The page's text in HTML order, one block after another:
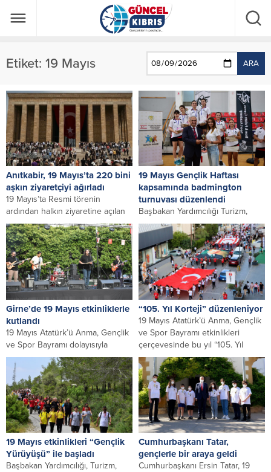
Etiket: 19 Mayıs ARA
Anıtkabir, 19 Mayıs’ta 220 bini
aşkın ziyaretçiyi ağırladı
19 Mayıs’ta Resmi törenin
ardından halkın ziyaretine açılan
Anıtkabir’de, binlerce vatandaş
Türk bayrakları, Atatürk
posterleri...
19 Mayıs Gençlik Haftası
kapsamında badmington
turnuvası düzenlendi
Başbakan Yardımcılığı Turizm,
Kültür, Gençlik ve Çevre
Bakanlığı’na bağlı Gençlik Dairesi
ile N&F Cyprus Sport...
Girne’de 19 Mayıs etkinliklerle
kutlandı
19 Mayıs Atatürk’ü Anma, Gençlik
ve Spor Bayramı dolayısıyla
Girne’de etkinlikler düzenlendi.
Girne Belediyesi’nden...
“105. Yıl Korteji” düzenleniyor
19 Mayıs Atatürk’ü Anma, Gençlik
ve Spor Bayramı etkinlikleri
çerçevesinde bu yıl “105. Yıl
Korteji”...
19 Mayıs etkinlikleri “Gençlik
Yürüyüşü” ile başladı
Başbakan Yardımcılığı, Turizm,
Cumhurbaşkanı Tatar,
gençlerle bir araya geldi
Cumhurbaşkanı Ersin Tatar, 19